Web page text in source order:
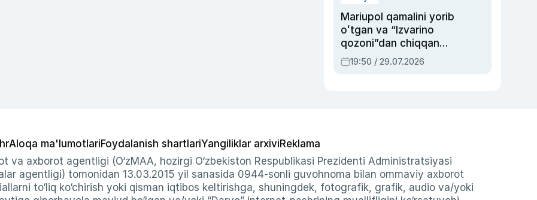
Mariupol qamalini yorib
oʻtgan va “Izvarino
qozoni”dan chiqqan
qahramon — Ukraina
armiyasi bosh
19:50 / 29.07.2026
Aloqa ma'lumotlariFoydalanish shartlariYangiliklar arxiviReklama
va axborot agentligi (O‘zMAA, hozirgi O‘zbekiston Respublikasi Prezidenti Administratsiyasi
agentligi) tomonidan 13.03.2015 yil sanasida 0944-sonli guvohnoma bilan ommaviy axborot
to‘liq ko‘chirish yoki qisman iqtibos keltirishga, shuningdek, fotografik, grafik, audio va/yoki